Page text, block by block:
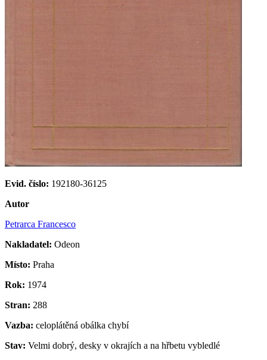
Evid. číslo: 192180-36125
Autor
Petrarca Francesco
Nakladatel: Odeon
Místo: Praha
Rok: 1974
Stran: 288
Vazba: celoplátěná obálka chybí
Stav: Velmi dobrý, desky v okrajích a na hřbetu vybledlé